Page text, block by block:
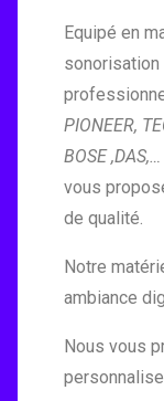
Equipé en
sonorisation
PIONEER,
BOSE,DAS,…
vous
de qualité.
Notre
ambiance
Nous vous